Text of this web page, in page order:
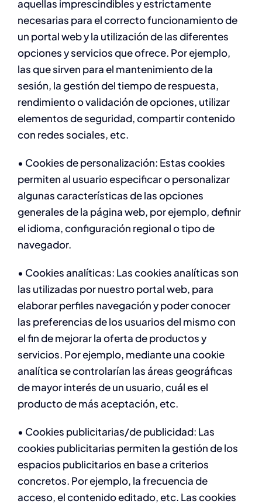
aquellas imprescindibles y estrictamente
necesarias para el correcto funcionamiento de
un portal web y la utilización de las diferentes
opciones y servicios que ofrece. Por ejemplo,
las que sirven para el mantenimiento de la
sesión, la gestión del tiempo de respuesta,
rendimiento o validación de opciones, utilizar
elementos de seguridad, compartir contenido
con redes sociales, etc.
• Cookies de personalización: Estas cookies
permiten al usuario especificar o personalizar
algunas características de las opciones
generales de la página web, por ejemplo, definir
el idioma, configuración regional o tipo de
navegador.
• Cookies analíticas: Las cookies analíticas son
las utilizadas por nuestro portal web, para
elaborar perfiles navegación y poder conocer
las preferencias de los usuarios del mismo con
el fin de mejorar la oferta de productos y
servicios. Por ejemplo, mediante una cookie
analítica se controlarían las áreas geográficas
de mayor interés de un usuario, cuál es el
producto de más aceptación, etc.
• Cookies publicitarias/de publicidad: Las
cookies publicitarias permiten la gestión de los
espacios publicitarios en base a criterios
concretos. Por ejemplo, la frecuencia de
acceso, el contenido editado, etc. Las cookies